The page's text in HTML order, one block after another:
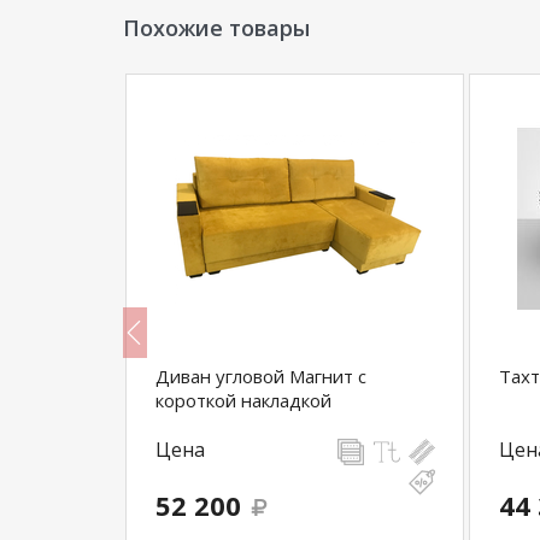
Похожие товары
Диван угловой Магнит с
короткой накладкой
Цена
52 200 44